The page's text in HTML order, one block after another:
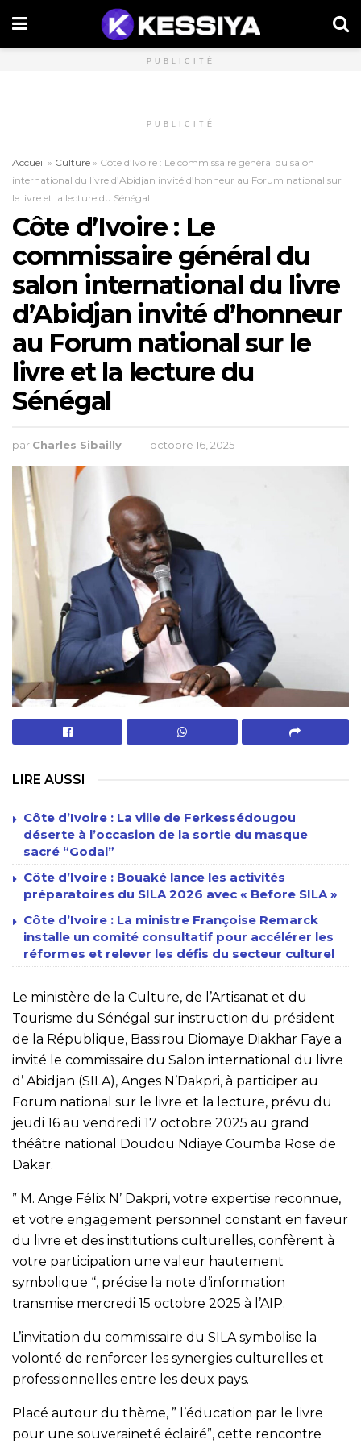
PUBLICITÉ
PUBLICITÉ
Accueil » Culture » Côte d’Ivoire : Le commissaire général du salon
international du livre d’Abidjan invité d’honneur au Forum national sur
le livre et la lecture du Sénégal
Côte d’Ivoire : Le
commissaire général du
salon international du livre
d’Abidjan invité d’honneur
au Forum national sur le
livre et la lecture du
Sénégal
par Charles Sibailly octobre 16, 2025
LIRE AUSSI
Côte d’Ivoire : La ville de Ferkessédougou
déserte à l’occasion de la sortie du masque
sacré “Godal”
Côte d’Ivoire : Bouaké lance les activités
préparatoires du SILA 2026 avec « Before SILA »
Côte d’Ivoire : La ministre Françoise Remarck
installe un comité consultatif pour accélérer les
réformes et relever les défis du secteur culturel
Le ministère de la Culture, de l’Artisanat et du
Tourisme du Sénégal sur instruction du président
de la République, Bassirou Diomaye Diakhar Faye a
invité le commissaire du Salon international du livre
d’ Abidjan (SILA), Anges N’Dakpri, à participer au
Forum national sur le livre et la lecture, prévu du
jeudi 16 au vendredi 17 octobre 2025 au grand
théâtre national Doudou Ndiaye Coumba Rose de
Dakar.
” M. Ange Félix N’ Dakpri, votre expertise reconnue,
et votre engagement personnel constant en faveur
du livre et des institutions culturelles, confèrent à
votre participation une valeur hautement
symbolique “, précise la note d’information
transmise mercredi 15 octobre 2025 à l’AIP.
L’invitation du commissaire du SILA symbolise la
volonté de renforcer les synergies culturelles et
professionnelles entre les deux pays.
Placé autour du thème, ” l’éducation par le livre
pour une souveraineté éclairé”, cette rencontre